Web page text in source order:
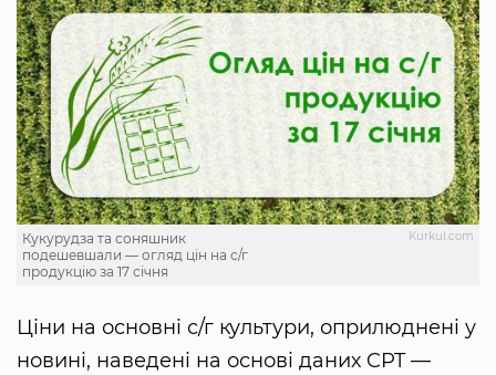
Kurkul.com
Кукурудза та соняшник
подешевшали — огляд цін на с/г
продукцію за 17 січня
Ціни на основні с/г культури, оприлюднені у
новині, наведені на основі даних CPT —